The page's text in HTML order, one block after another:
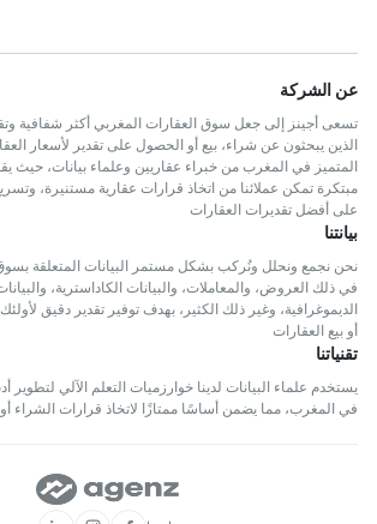
العقارات للبيع في تزنيت
العقارات للبيع في الفحص-أنجرة
العقارات للبيع في إفران
العقارات للبيع في آسفي
العقارات للبيع في بركان
العقارات للبيع في قلعة السراغنة
العقارات للبيع في الحاجب
العقارات للبيع في ورزازات
العقارات للبيع في خريبكة
العقارات للبيع في بني ملال
العقارات للبيع في العرائش
شقق للبيع في الحسيمة
شقق للبيع في سطات
شقق للبيع في تطوان
شقق للبيع في تزنيت
شقق للبيع في الفحص-أنجرة
شقق للبيع في إفران
شقق للبيع في آسفي
شقق للبيع في بركان
شقق للبيع في خريبكة
شقق للبيع في العرائش
فيلات للبيع في بنسليمان
فيلات للبيع في الحوز
فيلات للبيع في مولاي يعقوب
فيلات للبيع في سلا
فيلات للبيع في صفرو
فيلات للبيع في برشيد
فيلات للبيع في الصويرة
فيلات للبيع في مديونة
فيلات للبيع في مكناس
فيلات للبيع في تارودانت
عن الشركة
تسعى أجينز إلى جعل سوق العقارات المغربي أكثر شفافية
الذين يبحثون عن شراء، بيع أو الحصول على تقدير لأسعار
المتميز في المغرب من خبراء عقاريين وعلماء بيانات، حيث
مبتكرة تمكن عملائنا من اتخاذ قرارات عقارية مستنيرة،
على أفضل تقديرات العقارات
بيانتنا
نحن نجمع ونحلل ونُركب بشكل مستمر البيانات المتعلقة بسوق
في ذلك العروض، والمعاملات، والبيانات الكاداسترية،
الديموغرافية، وغير ذلك الكثير، بهدف توفير تقدير دقيق
أو بيع العقارات
تقنياتنا
يستخدم علماء البيانات لدينا خوارزميات التعلم الآلي لتطوير
في المغرب، مما يضمن أساسًا ممتازًا لاتخاذ قرارات الشراء أو